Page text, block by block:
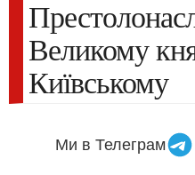
Престолонаслідування у
Великому
Київському
Ми в Телеграм